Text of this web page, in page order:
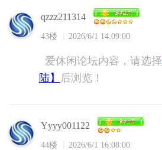
qzzz211314
43楼 2026/6/1 14:09:00
爱休闲论坛内容，请选择
陆】
后浏览！
Yyyy001122
44楼 2026/6/1 16:08:00